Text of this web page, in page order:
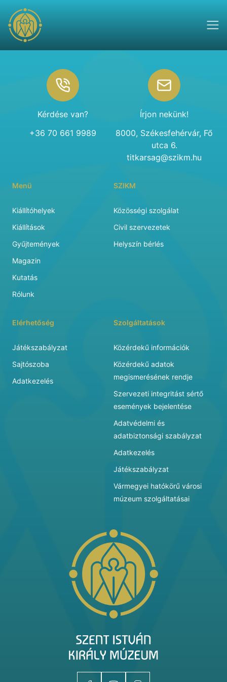
Kérdése van?
+36 70 661 9989
Írjon nekünk!
8000, Székesfehérvár, Fő
utca 6.
titkarsag@szikm.hu
Menü
Kiállítóhelyek
Kiállítások
Gyűjtemények
Magazin
Kutatás
Rólunk
SZIKM
Közösségi szolgálat
Civil szervezetek
Helyszín bérlés
Elérhetőség
Játékszabályzat
Sajtószoba
Adatkezelés
Szolgáltatások
Közérdekű információk
Közérdekű adatok
megismerésének rendje
Szervezeti integritást sértő
események bejelentése
Adatvédelmi és
adatbiztonsági szabályzat
Adatkezelés
Játékszabályzat
Vármegyei hatókörű városi
múzeum szolgáltatásai